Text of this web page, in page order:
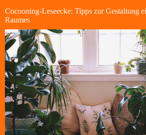
Cocooning-Leseecke: Tipps zur Gestaltung
Raumes